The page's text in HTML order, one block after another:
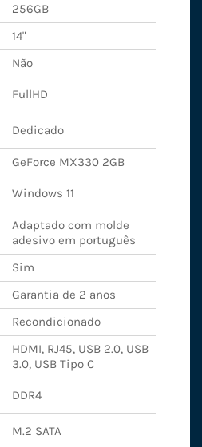
256GB
14"
Não
FullHD
Dedicado
GeForce MX330 2GB
Windows 11
Adaptado com molde
adesivo em português
Sim
Garantia de 2 anos
Recondicionado
HDMI, RJ45, USB 2.0, USB
3.0, USB Tipo C
DDR4
M.2 SATA